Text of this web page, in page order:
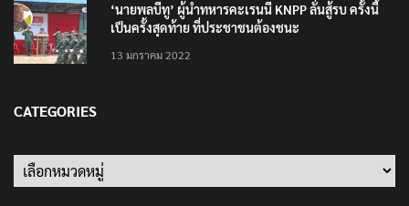
‘นายพลบีทู’ ผู้นำทหารคะเรนนี KNPP ลั่นสู้รบ ครั้งนี้
เป็นครั้งสุดท้าย ที่ประชาชนต้องชนะ
13 มกราคม 2022
CATEGORIES
Categories